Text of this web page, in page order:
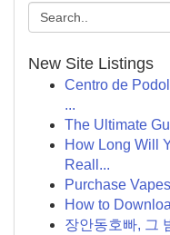
New Site Listings
Centro de
...
The Ultimate
How Long Will
Reall...
Purchase
How to
장안동호빠, 그